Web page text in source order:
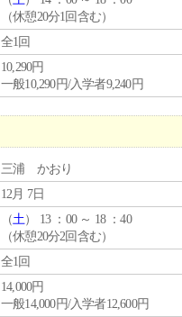
（休憩20分1回含む）
全1回
10,290円
一般10,290円/入学者9,240円
三浦 かおり
12月 7日
（土） 13 ：00 ～ 18 ：40
（休憩20分2回含む）
全1回
14,000円
一般14,000円/入学者12,600円